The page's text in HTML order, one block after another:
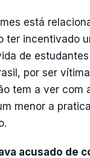
está
ter incentivado
de
por ser
tem a ver com
menor a
acusado de